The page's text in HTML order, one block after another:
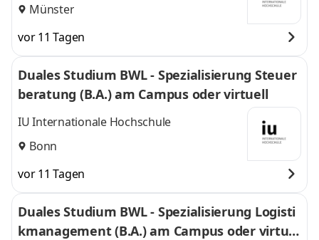
Münster
vor 11 Tagen
Duales Studium BWL - Spezialisierung Steuer
beratung (B.A.) am Campus oder virtuell
IU Internationale Hochschule
Bonn
vor 11 Tagen
Duales Studium BWL - Spezialisierung Logisti
kmanagement (B.A.) am Campus oder virtuel